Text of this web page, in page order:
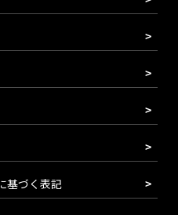
基づく表記